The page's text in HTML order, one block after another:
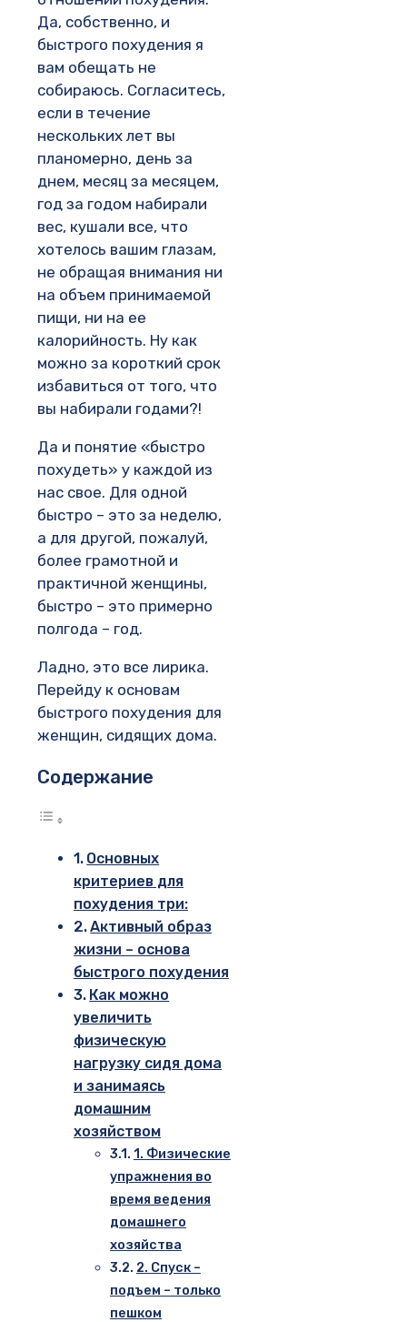
Да, собственно, и
быстрого похудения я
вам обещать не
собираюсь. Согласитесь,
если в течение
нескольких лет вы
планомерно, день за
днем, месяц за месяцем,
год за годом набирали
вес, кушали все, что
хотелось вашим глазам,
не обращая внимания ни
на объем принимаемой
пищи, ни на ее
калорийность. Ну как
можно за короткий срок
избавиться от того, что
вы набирали годами?!
Да и понятие «быстро
похудеть» у каждой из
нас свое. Для одной
быстро – это за неделю,
а для другой, пожалуй,
более грамотной и
практичной женщины,
быстро – это примерно
полгода – год.
Ладно, это все лирика.
Перейду к основам
быстрого похудения для
женщин, сидящих дома.
Содержание
Основных
критериев для
похудения три:
Активный образ
жизни – основа
быстрого похудения
Как можно
увеличить
физическую
нагрузку сидя дома
и занимаясь
домашним
хозяйством
1. Физические
упражнения во
время ведения
домашнего
хозяйства
2. Спуск –
подъем – только
пешком